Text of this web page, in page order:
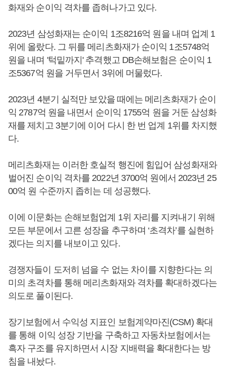
화재와 순이익 격차를 좁혀나가고 있다.
2023년 삼성화재는 순이익 1조8216억 원을 내며 업계 1
위에 올랐다. 그 뒤를 메리츠화재가 순이익 1조5748억
원을 내며 '턱밑까지' 추격했고 DB손해보험은 순이익 1
조5367억 원을 거두면서 3위에 머물렀다.
2023년 4분기 실적만 보았을 때에는 메리츠화재가 순이
익 2787억 원을 내면서 순이익 1755억 원을 거둔 삼성화
재를 제치고 3분기에 이어 다시 한 번 업계 1위를 차지했
다.
메리츠화재는 이러한 호실적 행진에 힘입어 삼성화재와
벌어진 순이익 격차를 2022년 3700억 원에서 2023년 25
00억 원 수준까지 좁히는 데 성공했다.
이에 이문화는 손해보험업계 1위 자리를 지켜내기 위해
모든 부문에서 고른 성장을 추구하며 ‘초격차’를 실현하
겠다는 의지를 내보이고 있다.
경쟁자들이 도저히 넘을 수 없는 차이를 지향한다는 의
미의 초격차를 통해 메리츠화재와 격차를 확대하겠다는
의도로 풀이된다.
장기보험에서 수익성 지표인 보험계약마진(CSM) 확대
를 통해 이익 성장 기반을 구축하고 자동차보험에서는
흑자 구조를 유지하면서 시장 지배력을 확대한다는 방
침을 내놨다.